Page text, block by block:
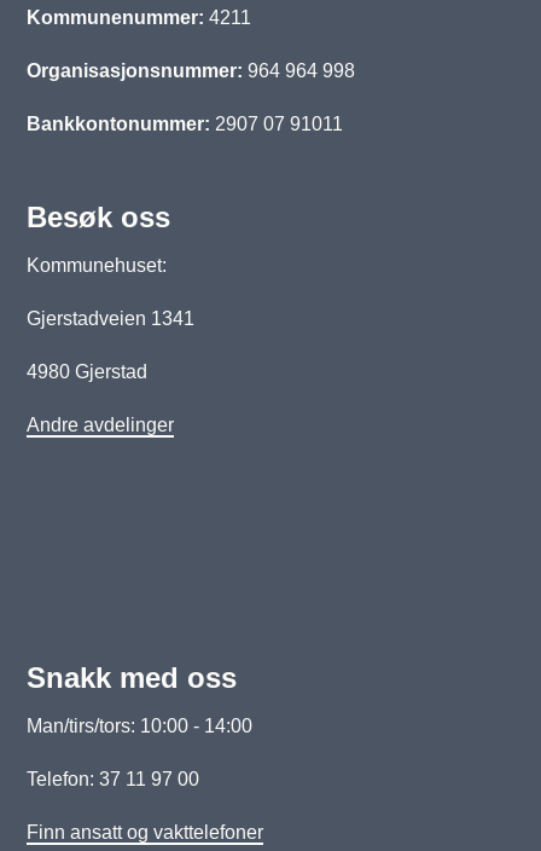
Kommunenummer: 4211
Organisasjonsnummer: 964 964 998
Bankkontonummer: 2907 07 91011
Besøk oss
Kommunehuset:
Gjerstadveien 1341
4980 Gjerstad
Andre avdelinger
Snakk med oss
Man/tirs/tors: 10:00 - 14:00
Telefon: 37 11 97 00
Finn ansatt og vakttelefoner